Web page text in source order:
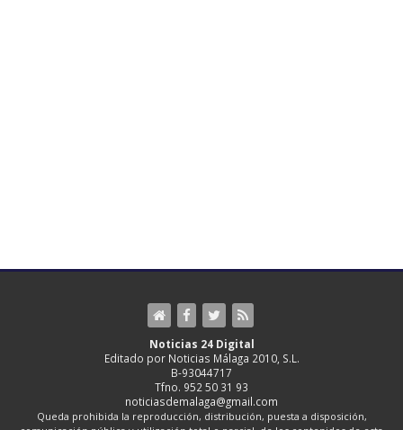
Noticias 24 Digital
Editado por Noticias Málaga 2010, S.L.
B-93044717
Tfno. 952 50 31 93
noticiasdemalaga@gmail.com
Queda prohibida la reproducción, distribución, puesta a disposición,